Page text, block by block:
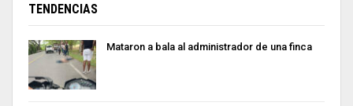
TENDENCIAS
Mataron a bala al administrador de una finca